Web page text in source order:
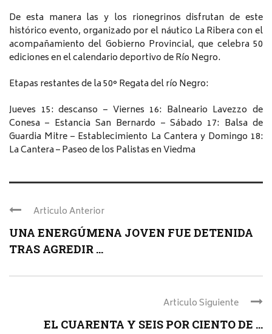
De esta manera las y los rionegrinos disfrutan de este
histórico evento, organizado por el náutico La Ribera con el
acompañamiento del Gobierno Provincial, que celebra 50
ediciones en el calendario deportivo de Río Negro.
Etapas restantes de la 50° Regata del río Negro:
Jueves 15: descanso – Viernes 16: Balneario Lavezzo de
Conesa – Estancia San Bernardo – Sábado 17: Balsa de
Guardia Mitre – Establecimiento La Cantera y Domingo 18:
La Cantera – Paseo de los Palistas en Viedma
Articulo Anterior
UNA ENERGÚMENA JOVEN FUE DETENIDA
TRAS AGREDIR ...
Articulo Siguiente
EL CUARENTA Y SEIS POR CIENTO DE ...